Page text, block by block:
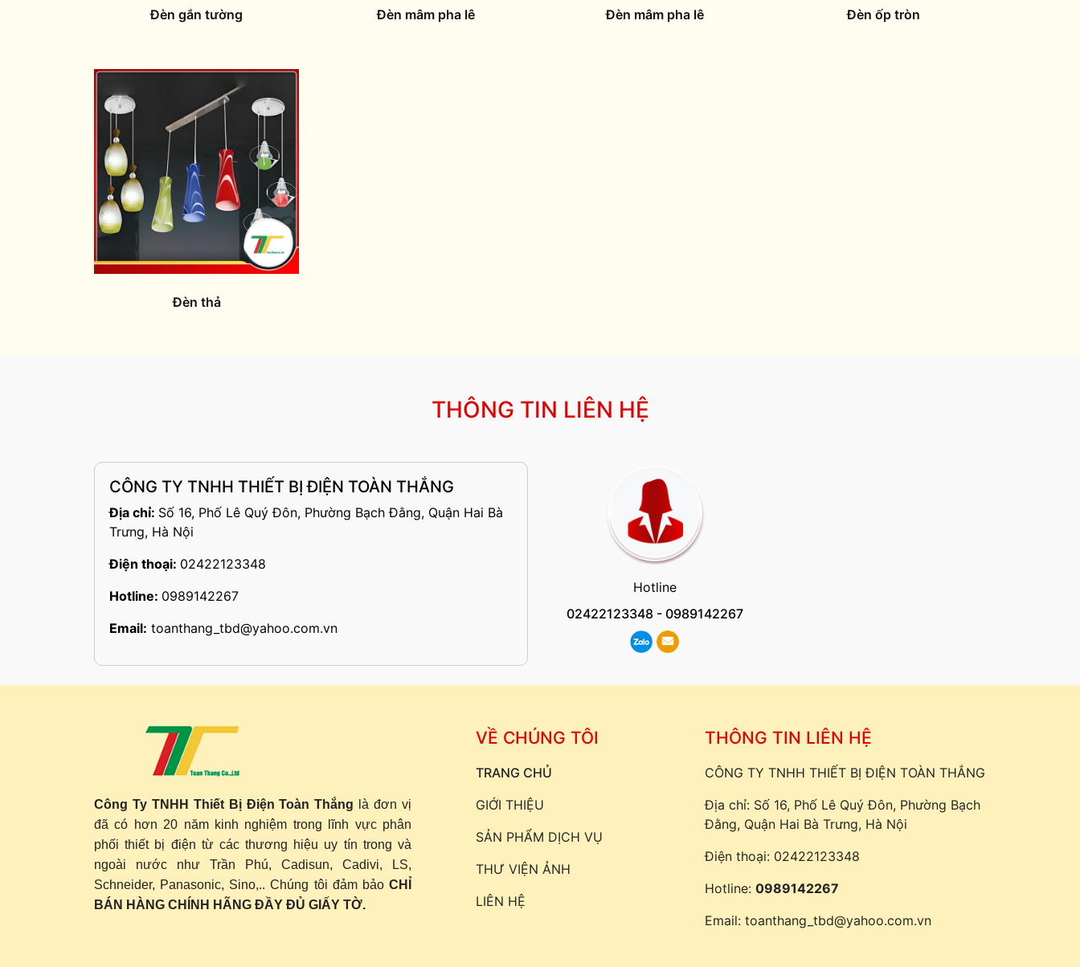
Đèn gắn tường Đèn mâm pha lê Đèn mâm pha lê Đèn ốp tròn
Đèn thả
THÔNG TIN LIÊN HỆ
CÔNG TY TNHH THIẾT BỊ ĐIỆN TOÀN THẮNG
Địa chỉ: Số 16, Phố Lê Quý Đôn, Phường Bạch Đằng, Quận Hai Bà
Trưng, Hà Nội
Điện thoại: 02422123348
Hotline: 0989142267
Email: toanthang_tbd@yahoo.com.vn
Hotline
02422123348- 0989142267
Công Ty TNHH Thiết Bị Điện Toàn Thắng
là đơn vị
đã có hơn 20 năm kinh nghiệm trong lĩnh vực phân
phối thiết bị điện từ các thương hiệu uy tín trong và
ngoài nước như Trần Phú, Cadisun, Cadivi, LS,
Schneider, Panasonic, Sino,.. Chúng tôi đảm bảo CHỈ
BÁN HÀNG CHÍNH HÃNG ĐẦY ĐỦ GIẤY TỜ.
VỀ CHÚNG TÔI
TRANG CHỦ
GIỚI THIỆU
SẢN PHẨM DỊCH VỤ
THƯ VIỆN ẢNH
LIÊN HỆ
THÔNG TIN LIÊN HỆ
CÔNG TY TNHH THIẾT BỊ ĐIỆN TOÀN THẮNG
Địa chỉ: Số 16, Phố Lê Quý Đôn, Phường Bạch
Đằng, Quận Hai Bà Trưng, Hà Nội
Điện thoại: 02422123348
Hotline: 0989142267
Email: toanthang_tbd@yahoo.com.vn